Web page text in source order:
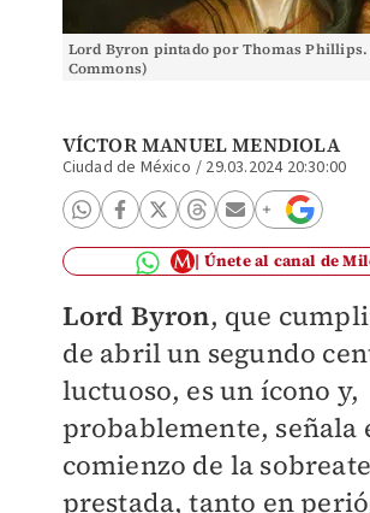
Lord Byron pintado por Thomas
Commons)
VÍCTOR MANUEL MENDIOLA
Ciudad de México / 29.03.2024 20:30:00
Únete al canal de
Lord Byron, que
de abril un segundo
luctuoso, es un ícono y,
probablemente, señala
comienzo de la
prestada, tanto en